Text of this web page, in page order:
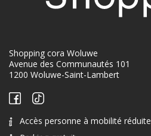
Shopping cora Woluwe
Avenue des Communautés 101
1200 Woluwe-Saint-Lambert
Accès personne à mobilité réduite